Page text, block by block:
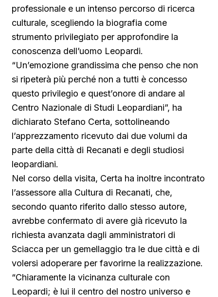
professionale e un intenso percorso di ricerca
culturale, scegliendo la biografia come
strumento privilegiato per approfondire la
conoscenza dell’uomo Leopardi.
“Un’emozione grandissima che penso che non
si ripeterà più perché non a tutti è concesso
questo privilegio e quest’onore di andare al
Centro Nazionale di Studi Leopardiani”, ha
dichiarato Stefano Certa, sottolineando
l’apprezzamento ricevuto dai due volumi da
parte della città di Recanati e degli studiosi
leopardiani.
Nel corso della visita, Certa ha inoltre incontrato
l’assessore alla Cultura di Recanati, che,
secondo quanto riferito dallo stesso autore,
avrebbe confermato di avere già ricevuto la
richiesta avanzata dagli amministratori di
Sciacca per un gemellaggio tra le due città e di
volersi adoperare per favorirne la realizzazione.
“Chiaramente la vicinanza culturale con
Leopardi; è lui il centro del nostro universo e